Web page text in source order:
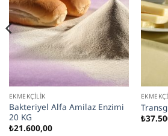
EKMEKÇILIK
Bakteriyel Alfa Amilaz Enzimi
20 KG
₺21.600,00
₺